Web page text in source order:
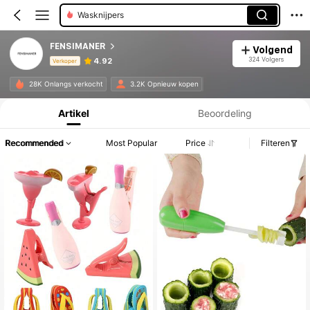
Cadeaupapier Tassen
FENSIMANER
Verkoper 4.92
Volgend
324 Volgers
28K Onlangs verkocht 3.2K Opnieuw kopen
Productinformatie: Prijsopenbaring, Verkoop- en Voorraadgegevens.
Artikel Beoordeling
Recommended Most Popular Price Filteren